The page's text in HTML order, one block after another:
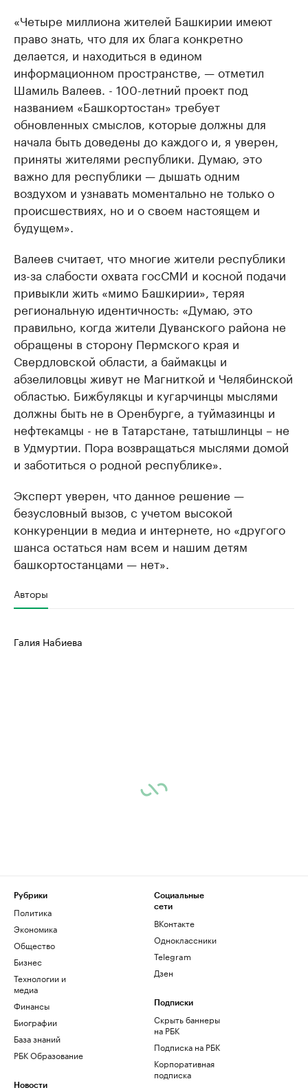
«Четыре миллиона жителей Башкирии имеют
право знать, что для их блага конкретно
делается, и находиться в едином
информационном пространстве, — отметил
Шамиль Валеев. - 100-летний проект под
названием «Башкортостан» требует
обновленных смыслов, которые должны для
начала быть доведены до каждого и, я уверен,
приняты жителями республики. Думаю, это
важно для республики — дышать одним
воздухом и узнавать моментально не только о
происшествиях, но и о своем настоящем и
будущем».
Валеев считает, что многие жители республики
из-за слабости охвата госСМИ и косной подачи
привыкли жить «мимо Башкирии», теряя
региональную идентичность: «Думаю, это
правильно, когда жители Дуванского района не
обращены в сторону Пермского края и
Свердловской области, а баймакцы и
абзелиловцы живут не Магниткой и Челябинской
областью. Бижбулякцы и кугарчинцы мыслями
должны быть не в Оренбурге, а туймазинцы и
нефтекамцы - не в Татарстане, татышлинцы – не
в Удмуртии. Пора возвращаться мыслями домой
и заботиться о родной республике».
Эксперт уверен, что данное решение —
безусловный вызов, с учетом высокой
конкуренции в медиа и интернете, но «другого
шанса остаться нам всем и нашим детям
башкортостанцами — нет».
Авторы
Галия Набиева
Рубрики
Политика
Экономика
Общество
Бизнес
Технологии и
медиа
Финансы
Биографии
База знаний
РБК Образование
Новости
Социальные
сети
ВКонтакте
Одноклассники
Telegram
Дзен
Подписки
Скрыть баннеры
на РБК
Подписка на РБК
Корпоративная
подписка